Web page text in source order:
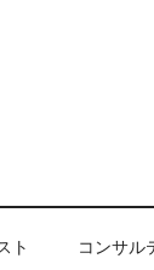
ト コンサル